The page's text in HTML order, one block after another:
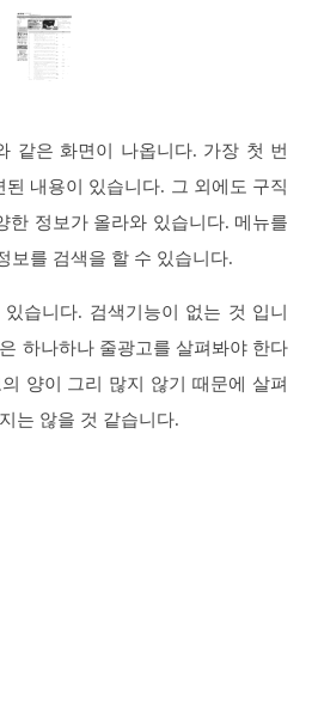
같은 화면이 나옵니다. 가장 첫 번
된 내용이 있습니다. 그 외에도 구직
한 정보가 올라와 있습니다. 메뉴를
보를 검색을 할 수 있습니다.
습니다. 검색기능이 없는 것 입니
하나하나 줄광고를 살펴봐야 한다
양이 그리 많지 않기 때문에 살펴
는 않을 것 같습니다.